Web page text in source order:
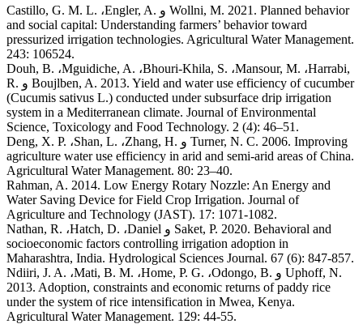
Castillo, G. M. L. ،Engler, A. و Wollni, M. 2021. Planned behavior
and social capital: Understanding farmers’ behavior toward
pressurized irrigation technologies. Agricultural Water Management.
243: 106524.
Douh, B. ،Mguidiche, A. ،Bhouri-Khila, S. ،Mansour, M. ،Harrabi,
R. و Boujlben, A. 2013. Yield and water use efficiency of cucumber
(Cucumis sativus L.) conducted under subsurface drip irrigation
system in a Mediterranean climate. Journal of Environmental
Science, Toxicology and Food Technology. 2 (4): 46–51.
Deng, X. P. ،Shan, L. ،Zhang, H. و Turner, N. C. 2006. Improving
agriculture water use efficiency in arid and semi-arid areas of China.
Agricultural Water Management. 80: 23–40.
Rahman, A. 2014. Low Energy Rotary Nozzle: An Energy and
Water Saving Device for Field Crop Irrigation. Journal of
Agriculture and Technology (JAST). 17: 1071-1082.
Nathan, R. ،Hatch, D. ،Daniel و Saket, P. 2020. Behavioral and
socioeconomic factors controlling irrigation adoption in
Maharashtra, India. Hydrological Sciences Journal. 67 (6): 847-857.
Ndiiri, J. A. ،Mati, B. M. ،Home, P. G. ،Odongo, B. و Uphoff, N.
2013. Adoption, constraints and economic returns of paddy rice
under the system of rice intensification in Mwea, Kenya.
Agricultural Water Management. 129: 44-55.